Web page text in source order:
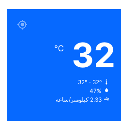
32
℃
32º - 32º
47%
2.33 كيلومتر/ساعة